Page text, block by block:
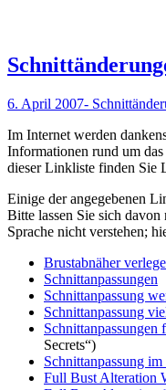
6. April 2007-
Im Internet werden
Informationen rund um
dieser Linkliste finden Sie
Einige der angegebenen
Bitte lassen Sie sich
Sprache nicht verstehen;
Brustabnäher
Schnittanpassungen
Schnittanpassung
Schnittanpassung
Schnittanpassungen
Secrets“)
Schnittanpassung
Full Bust Alteration